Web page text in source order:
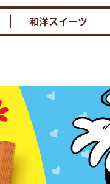
和洋スイーツ